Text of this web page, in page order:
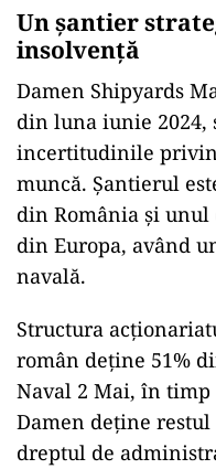
Un șantier
insolvență
Damen Shipyards
din luna iunie 2024,
incertitudinile
muncă. Șantierul
din România și
din Europa, având
navală.
Structura
român deține 51%
Naval 2 Mai, în timp
Damen deține
dreptul de